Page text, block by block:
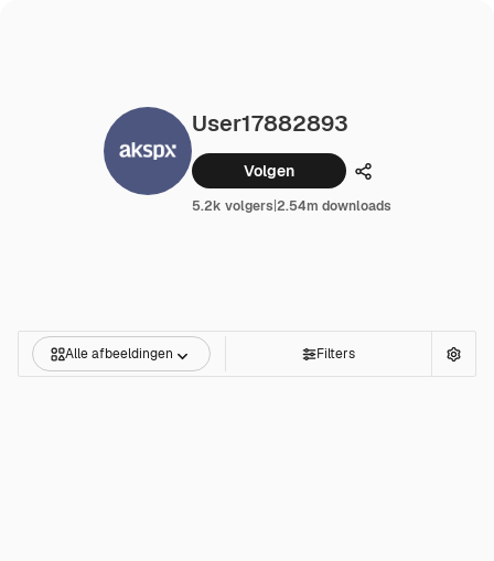
User17882893
Volgen Delen
5.2k volgers|2.54m downloads
Alle afbeeldingen Filters